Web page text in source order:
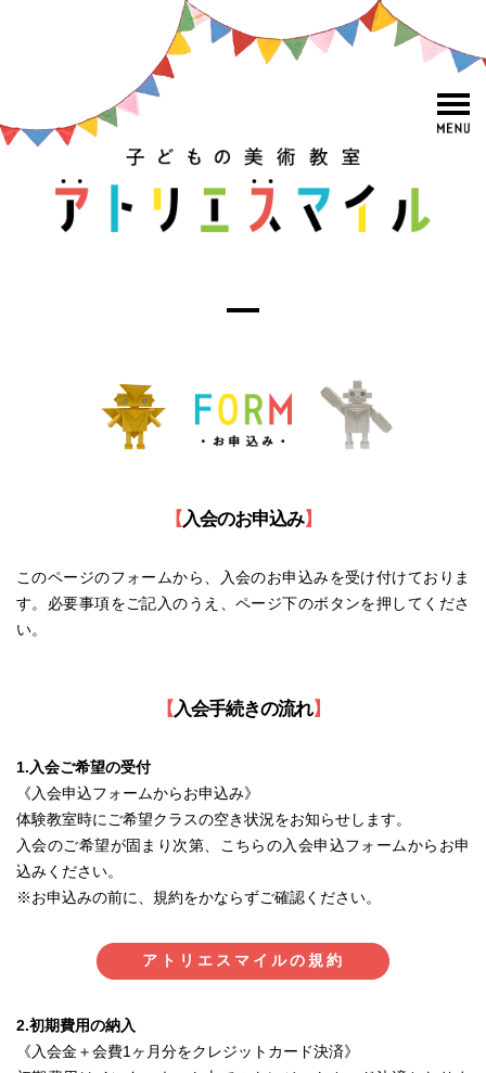
【入会のお申込み】
このページのフォームから、入会のお申込みを受け付けておりま
す。必要事項をご記入のうえ、ページ下のボタンを押してくださ
い。
【入会手続きの流れ】
1.入会ご希望の受付
《入会申込フォームからお申込み》
体験教室時にご希望クラスの空き状況をお知らせします。
入会のご希望が固まり次第、こちらの入会申込フォームからお申
込みください。
※お申込みの前に、規約をかならずご確認ください。
アトリエスマイルの規約
2.初期費用の納入
《入会金＋会費1ヶ月分をクレジットカード決済》